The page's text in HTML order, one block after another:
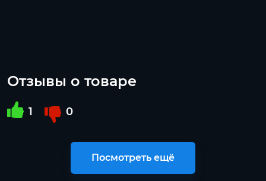
Отзывы о товаре
1 0
Посмотреть ещё